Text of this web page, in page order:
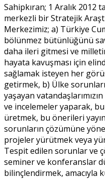
Sahipkıran; 1 Aralık
merkezli bir Stratejik
Merkezimiz; a) Türkiye
bölünmez bütünlüğünü
daha ileri gitmesi ve
hayata kavuşması için
sağlamak isteyen her
getirmek, b) Ülke
yaşayan
ve incelemeler yaparak,
üretmek, bu önerileri
sorunların çözümüne
projeler yürütmek veya
Tespit edilen sorunlar ve
seminer ve konferanslar
bilinçlendirmek, amacıyla